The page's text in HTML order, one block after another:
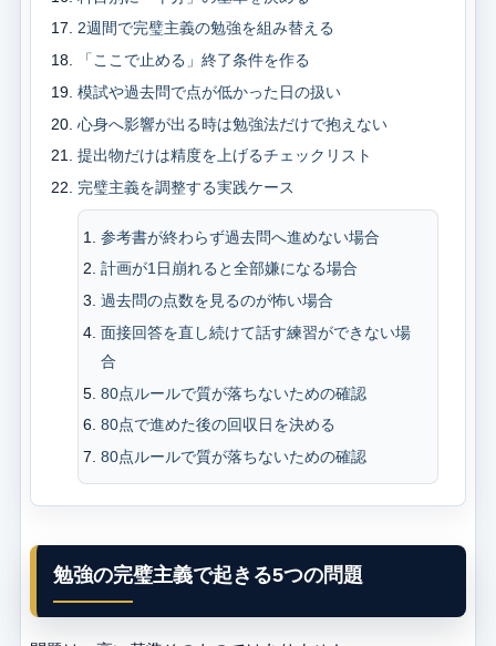
2週間で完璧主義の勉強を組み替える
「ここで止める」終了条件を作る
模試や過去問で点が低かった日の扱い
心身へ影響が出る時は勉強法だけで抱えない
提出物だけは精度を上げるチェックリスト
完璧主義を調整する実践ケース
参考書が終わらず過去問へ進めない場合
計画が1日崩れると全部嫌になる場合
過去問の点数を見るのが怖い場合
面接回答を直し続けて話す練習ができない場
合
80点ルールで質が落ちないための確認
80点で進めた後の回収日を決める
80点ルールで質が落ちないための確認
勉強の完璧主義で起きる5つの問題